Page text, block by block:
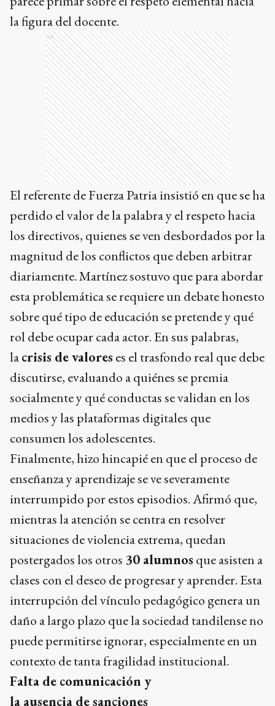
la figura del docente.
Ads
El referente de Fuerza Patria insistió en que se ha
perdido el valor de la palabra y el respeto hacia
los directivos, quienes se ven desbordados por la
magnitud de los conflictos que deben arbitrar
diariamente. Martínez sostuvo que para abordar
esta problemática se requiere un debate honesto
sobre qué tipo de educación se pretende y qué
rol debe ocupar cada actor. En sus palabras,
lacrisis de valores es el trasfondo real que debe
discutirse, evaluando a quiénes se premia
socialmente y qué conductas se validan en los
medios y las plataformas digitales que
consumen los adolescentes.
Finalmente, hizo hincapié en que el proceso de
enseñanza y aprendizaje se ve severamente
interrumpido por estos episodios. Afirmó que,
mientras la atención se centra en resolver
situaciones de violencia extrema, quedan
postergados los otros 30 alumnos que asisten a
clases con el deseo de progresar y aprender. Esta
interrupción del vínculo pedagógico genera un
daño a largo plazo que la sociedad tandilense no
puede permitirse ignorar, especialmente en un
contexto de tanta fragilidad institucional.
Falta de comunicación y
la ausencia de sanciones